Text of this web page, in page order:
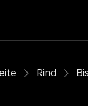
Rind